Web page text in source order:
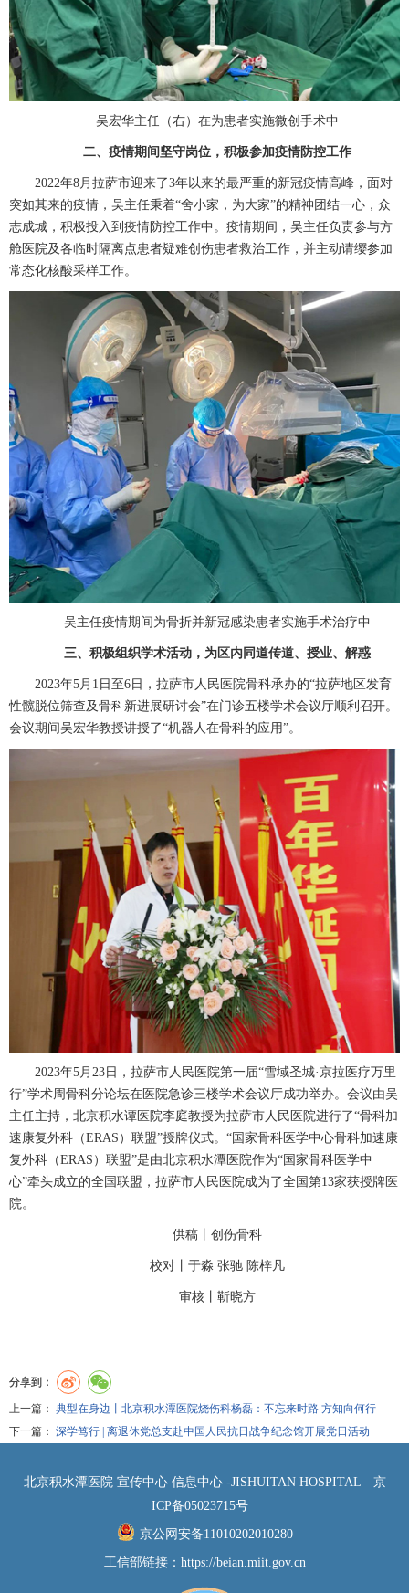
吴宏华主任（右）在为患者实施微创手术中
二、疫情期间坚守岗位，积极参加疫情防控工作
2022年8月拉萨市迎来了3年以来的最严重的新冠疫情高峰，面对
突如其来的疫情，吴主任秉着“舍小家，为大家”的精神团结一心，众
志成城，积极投入到疫情防控工作中。疫情期间，吴主任负责参与方
舱医院及各临时隔离点患者疑难创伤患者救治工作，并主动请缨参加
常态化核酸采样工作。
吴主任疫情期间为骨折并新冠感染患者实施手术治疗中
三、积极组织学术活动，为区内同道传道、授业、解惑
2023年5月 1 日至6 日，拉萨市人民医院骨科承办的“拉萨地区发育
性髋脱位筛查及骨科新进展研讨会”在门诊五楼学术会议厅顺利召开。
会议期间吴宏华教授讲授了“机器人在骨科的应用”。
2023年5月 23 日，拉萨市人民医院第一届“雪域圣城·京拉医疗万里
行”学术周 骨科分论坛在医院急诊三楼学术会议厅成功举办。会议由吴
主任主持，北京积水谭医院李庭教授为拉萨市人民医院进行了“骨科加
速康复外科（ERAS ）联盟”授牌仪式。“国家骨科 医学中心骨科加速康
复外科（ERAS ）联盟”是由北京积水潭医院作为“国家骨科 医学中
心”牵头成立的全国联盟，拉萨市人民医院成为了全国第13家获授牌医
院。
供稿丨 创伤骨科
校对丨于淼 张驰 陈梓凡
审核丨靳晓方
分享到：
上一篇： 典型在身边丨北京积水潭医院烧伤科杨磊：不忘来时路 方知向何行
下一篇： 深学笃行 | 离退休党总支赴中国人民抗日战争纪念馆开展党日活动
北京积水潭医院 宣传中心 信息中心 -JISHUITAN HOSPITAL
京
ICP备05023715号
京公网安备11010202010280
工信部链接： https://beian.miit.gov.cn